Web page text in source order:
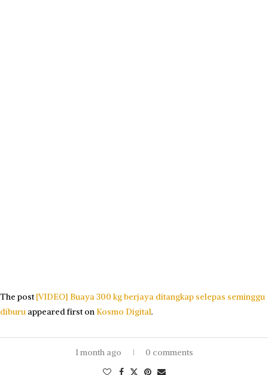
The post[VIDEO] Buaya 300 kg berjaya ditangkap selepas seminggu
diburu appeared first on Kosmo Digital.
1 month ago 0 comments